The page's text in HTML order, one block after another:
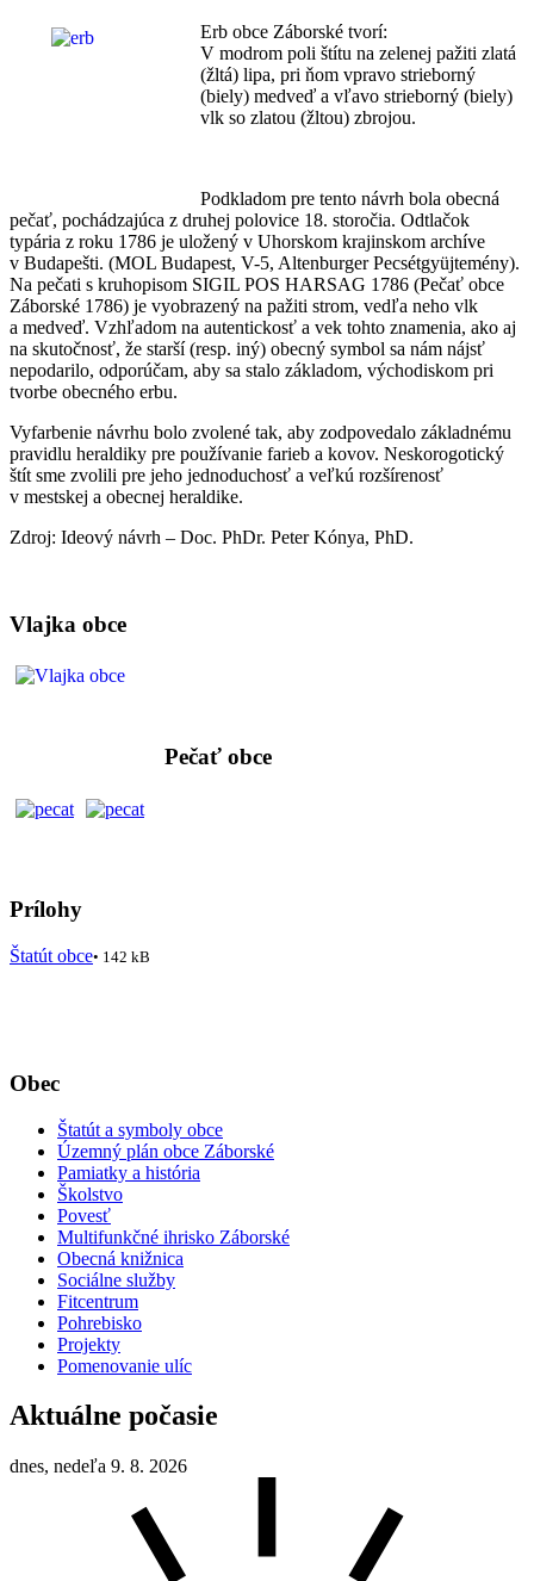
Erb obce Záborské tvorí:
V modrom poli štítu na zelenej pažiti zlatá
(žltá) lipa, pri ňom vpravo strieborný
(biely) medveď a vľavo strieborný (biely)
vlk so zlatou (žltou) zbrojou.
Podkladom pre tento návrh bola obecná
pečať, pochádzajúca z druhej polovice 18. storočia. Odtlačok
typária z roku 1786 je uložený v Uhorskom krajinskom archíve
v Budapešti. (MOL Budapest, V-5, Altenburger Pecsétgyüjtemény).
Na pečati s kruhopisom SIGIL POS HARSAG 1786 (Pečať obce
Záborské 1786) je vyobrazený na pažiti strom, vedľa neho vlk
a medveď. Vzhľadom na autentickosť a vek tohto znamenia, ako aj
na skutočnosť, že starší (resp. iný) obecný symbol sa nám nájsť
nepodarilo, odporúčam, aby sa stalo základom, východiskom pri
tvorbe obecného erbu.
Vyfarbenie návrhu bolo zvolené tak, aby zodpovedalo základnému
pravidlu heraldiky pre používanie farieb a kovov. Neskorogotický
štít sme zvolili pre jeho jednoduchosť a veľkú rozšírenosť
v mestskej a obecnej heraldike.
Zdroj: Ideový návrh – Doc. PhDr. Peter Kónya, PhD.
Vlajka obce
Pečať obce
Prílohy
Štatút obce• 142 kB
Obec
Štatút a symboly obce
Územný plán obce Záborské
Pamiatky a história
Školstvo
Povesť
Multifunkčné ihrisko Záborské
Obecná knižnica
Sociálne služby
Fitcentrum
Pohrebisko
Projekty
Pomenovanie ulíc
Aktuálne počasie
dnes, nedeľa 9. 8. 2026